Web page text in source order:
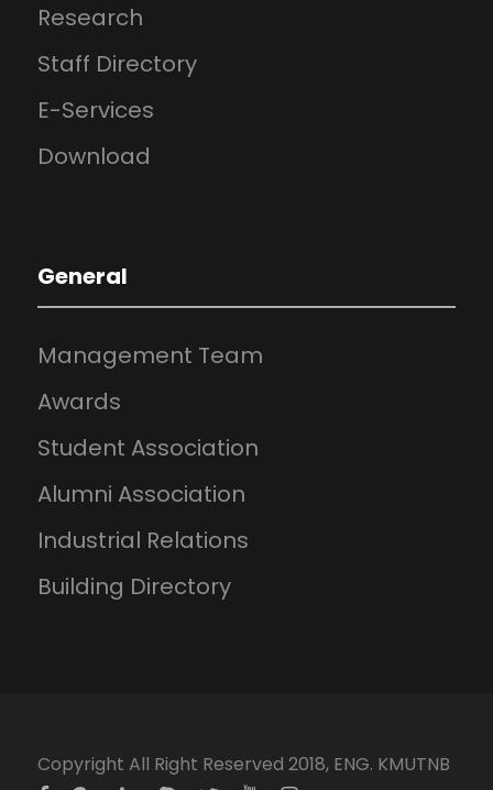
Research
Staff Directory
E-Services
Download
General
Management Team
Awards
Student Association
Alumni Association
Industrial Relations
Building Directory
Copyright All Right Reserved 2018, ENG. KMUTNB